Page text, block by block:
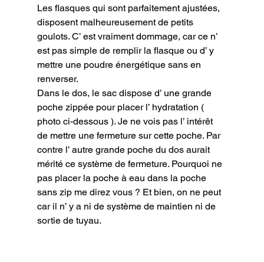
Les flasques qui sont parfaitement ajustées,
disposent malheureusement de petits
goulots. C’ est vraiment dommage, car ce n’
est pas simple de remplir la flasque ou d’ y
mettre une poudre énergétique sans en
renverser.
Dans le dos, le sac dispose d’ une grande
poche zippée pour placer l’ hydratation (
photo ci-dessous ). Je ne vois pas l’ intérêt
de mettre une fermeture sur cette poche. Par
contre l’ autre grande poche du dos aurait
mérité ce système de fermeture. Pourquoi ne
pas placer la poche à eau dans la poche
sans zip me direz vous ? Et bien, on ne peut
car il n’ y a ni de système de maintien ni de
sortie de tuyau.